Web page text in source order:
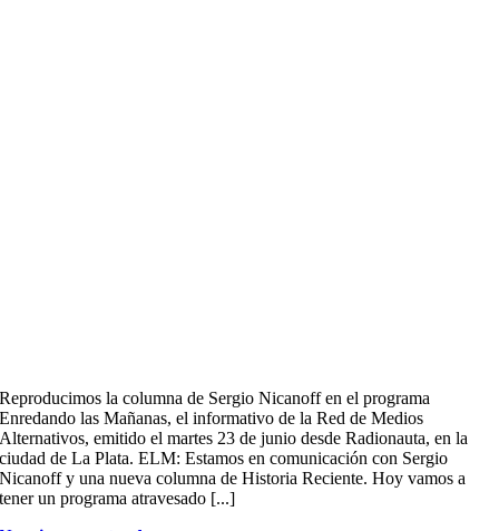
Reproducimos la columna de Sergio Nicanoff en el programa
Enredando las Mañanas, el informativo de la Red de Medios
Alternativos, emitido el martes 23 de junio desde Radionauta, en la
ciudad de La Plata. ELM: Estamos en comunicación con Sergio
Nicanoff y una nueva columna de Historia Reciente. Hoy vamos a
tener un programa atravesado [...]